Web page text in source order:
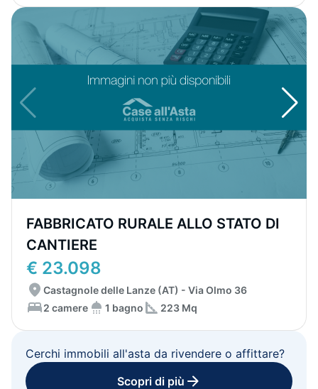
FABBRICATO RURALE ALLO STATO DI
CANTIERE
€ 23.098
Castagnole delle Lanze (AT) - Via Olmo 36
2 camere
1 bagno 223 Mq
Cerchi immobili all'asta da rivendere o affittare?
Scopri di più